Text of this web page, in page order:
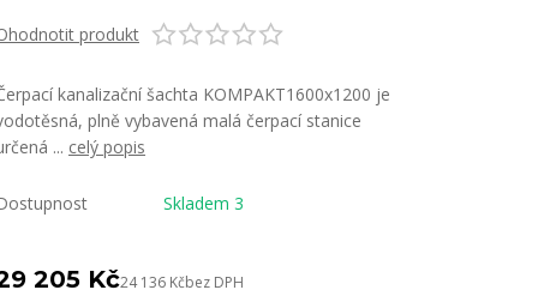
produkt
kanalizační šachta KOMPAKT1600x1200 je
plně vybavená malá čerpací stanice
... celý popis
Skladem 3
205 Kč24 136 Kčbez DPH